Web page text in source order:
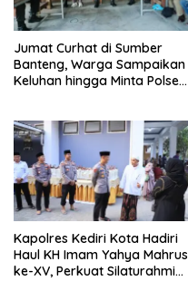
Jumat Curhat di Sumber
Banteng, Warga Sampaikan
Keluhan hingga Minta Polsek
Kapolres Kediri Kota Hadiri
Haul KH Imam Yahya Mahrus
ke-XV, Perkuat Silaturahmi